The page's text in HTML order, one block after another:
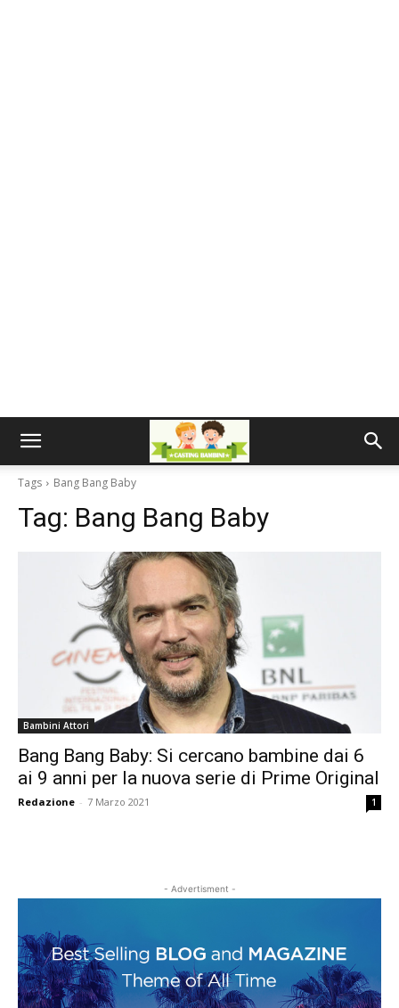
Tags Bang Bang Baby
Tag: Bang Bang Baby
Bambini Attori
Bang Bang Baby: Si cercano bambine dai 6
ai 9 anni per la nuova serie di Prime Original
Redazione - 7 Marzo 2021 1
- Advertisment -